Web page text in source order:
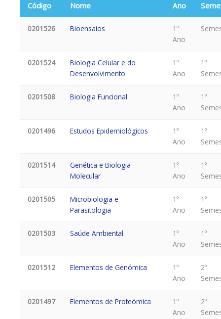
Código Nome Ano
0201526 Bioensaios
1º
Ano
0201524
Biologia Celular e do
Desenvolvimento
1º
Ano
1º
0201508 Biologia Funcional
1º
Ano
1º
0201496 Estudos Epidemiológicos
1º
Ano
1º
0201514
Genética e Biologia
Molecular
1º
Ano
1º
0201505
Microbiologia e
Parasitologia
1º
Ano
1º
0201503 Saúde Ambiental
1º
Ano
1º
0201512 Elementos de Genómica
1º
Ano
2º
0201497 Elementos de Proteómica
1º
Ano
2º